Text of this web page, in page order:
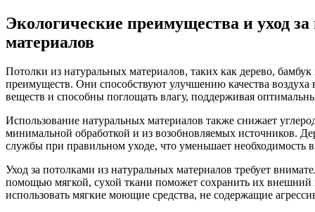
Экологические преимущества и уход
материалов
Потолки из натуральных материалов, таких как дерево,
преимуществ. Они способствуют улучшению качества
веществ и способны поглощать влагу, поддерживая
Использование натуральных материалов также снижает
минимальной обработкой и из возобновляемых источников.
службы при правильном уходе, что уменьшает необходимость в
Уход за потолками из натуральных материалов требует
помощью мягкой, сухой ткани поможет сохранить их
использовать мягкие моющие средства, не содержащие